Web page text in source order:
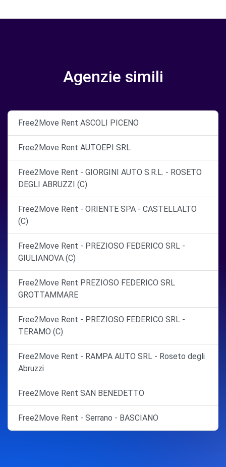
Agenzie simili
Free2Move Rent ASCOLI PICENO
Free2Move Rent AUTOEPI SRL
Free2Move Rent - GIORGINI AUTO S.R.L. - ROSETO
DEGLI ABRUZZI (C)
Free2Move Rent - ORIENTE SPA - CASTELLALTO
(C)
Free2Move Rent - PREZIOSO FEDERICO SRL -
GIULIANOVA (C)
Free2Move Rent PREZIOSO FEDERICO SRL
GROTTAMMARE
Free2Move Rent - PREZIOSO FEDERICO SRL -
TERAMO (C)
Free2Move Rent - RAMPA AUTO SRL - Roseto degli
Abruzzi
Free2Move Rent SAN BENEDETTO
Free2Move Rent - Serrano - BASCIANO